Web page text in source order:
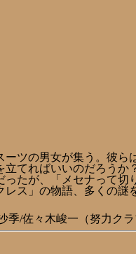
ーツの男女が集う。彼
立てればいいのだろう
たが、「メセナって
ス」の物語、多くの謎
/佐々木峻一（努力クラ